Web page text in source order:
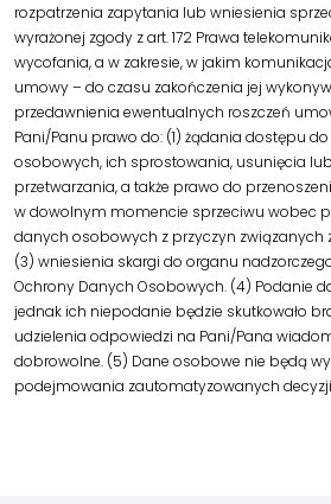
rozpatrzenia zapytania lub wniesienia
wyrażonej zgody z art. 172 Prawa
wycofania, a w zakresie, w jakim
umowy – do czasu zakończenia jej
przedawnienia ewentualnych roszczeń
Pani/Panu prawo do: (1) żądania dostępu
osobowych, ich sprostowania, usunięcia
przetwarzania, a także prawo do
w dowolnym momencie sprzeciwu wobec
danych osobowych z przyczyn związanych
(3) wniesienia skargi do organu
Ochrony Danych Osobowych. (4) Podanie
jednak ich niepodanie będzie skutkowało
udzielenia odpowiedzi na Pani/Pana
dobrowolne. (5) Dane osobowe nie będą
podejmowania zautomatyzowanych